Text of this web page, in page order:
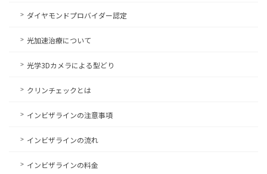
ダイヤモンドプロバイダー認定
光加速治療について
光学3Dカメラによる型どり
クリンチェックとは
インビザラインの注意事項
インビザラインの流れ
インビザラインの料金